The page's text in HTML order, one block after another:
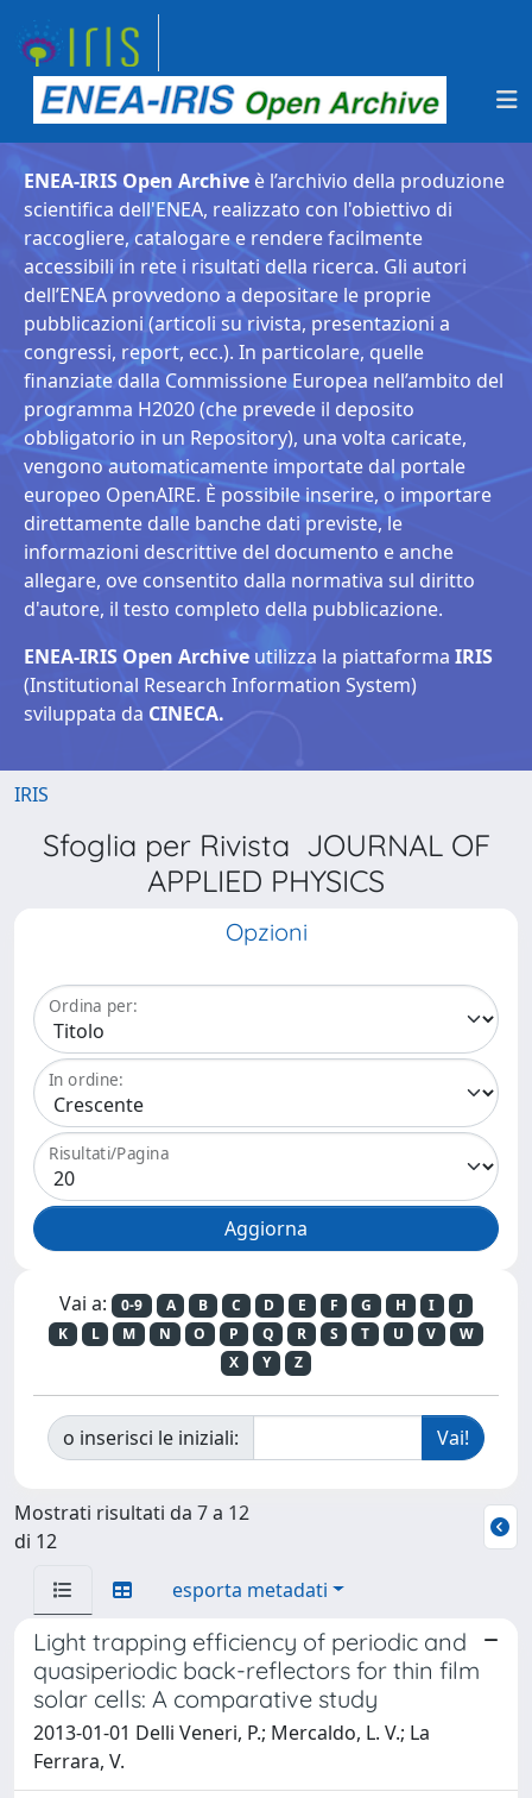
ENEA-IRIS Open Archive è l’archivio della produzione
scientifica dell'ENEA, realizzato con l'obiettivo di
raccogliere, catalogare e rendere facilmente
accessibili in rete i risultati della ricerca. Gli autori
dell’ENEA provvedono a depositare le proprie
pubblicazioni (articoli su rivista, presentazioni a
congressi, report, ecc.). In particolare, quelle
finanziate dalla Commissione Europea nell’ambito del
programma H2020 (che prevede il deposito
obbligatorio in un Repository), una volta caricate,
vengono automaticamente importate dal portale
europeo OpenAIRE. È possibile inserire, o importare
direttamente dalle banche dati previste, le
informazioni descrittive del documento e anche
allegare, ove consentito dalla normativa sul diritto
d'autore, il testo completo della pubblicazione.
ENEA-IRIS Open Archive utilizza la piattaforma IRIS
(Institutional Research Information System)
sviluppata da CINECA.
IRIS
Sfoglia per Rivista JOURNAL OF
APPLIED PHYSICS
Opzioni
Ordina per:
In ordine:
Risultati/Pagina
Vai a: 0-9 A B C D E F G H I
J
K
L M N O P Q R S T U V
W
X
Y Z
o inserisci le iniziali:
Mostrati risultati da 7 a 12
di 12
esporta metadati
Light trapping efficiency of periodic and
quasiperiodic back-reflectors for thin film
solar cells: A comparative study
2013-01-01 Delli Veneri, P.; Mercaldo, L. V.; La
Ferrara, V.